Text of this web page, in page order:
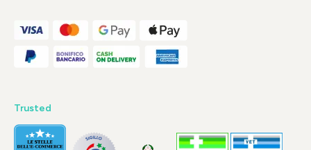
Trusted